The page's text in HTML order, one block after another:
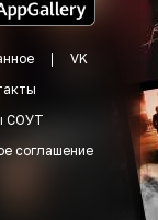
VK
СОУТ
соглашение